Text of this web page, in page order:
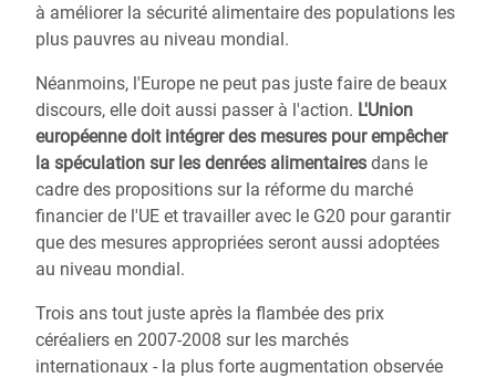
à améliorer la sécurité alimentaire des populations les
plus pauvres au niveau mondial.
Néanmoins, l'Europe ne peut pas juste faire de beaux
discours, elle doit aussi passer à l'action. L'Union
européenne doit intégrer des mesures pour empêcher
la spéculation sur les denrées alimentaires dans le
cadre des propositions sur la réforme du marché
financier de l'UE et travailler avec le G20 pour garantir
que des mesures appropriées seront aussi adoptées
au niveau mondial.
Trois ans tout juste après la flambée des prix
céréaliers en 2007-2008 sur les marchés
internationaux - la plus forte augmentation observée